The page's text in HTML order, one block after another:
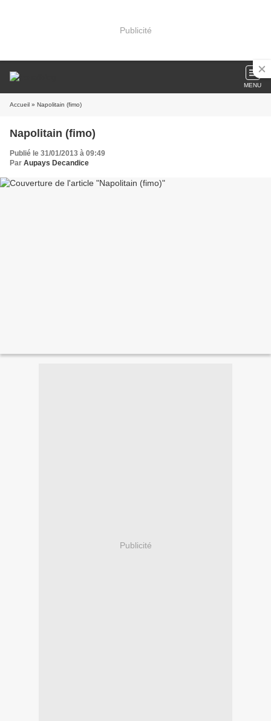
Publicité
MENU
Accueil » Napolitain (fimo)
Napolitain (fimo)
Publié le 31/01/2013 à 09:49
Par Aupays Decandice
Publicité